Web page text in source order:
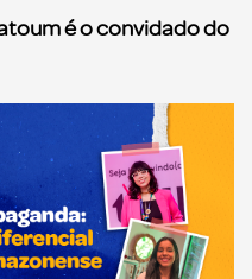
é o convidado do